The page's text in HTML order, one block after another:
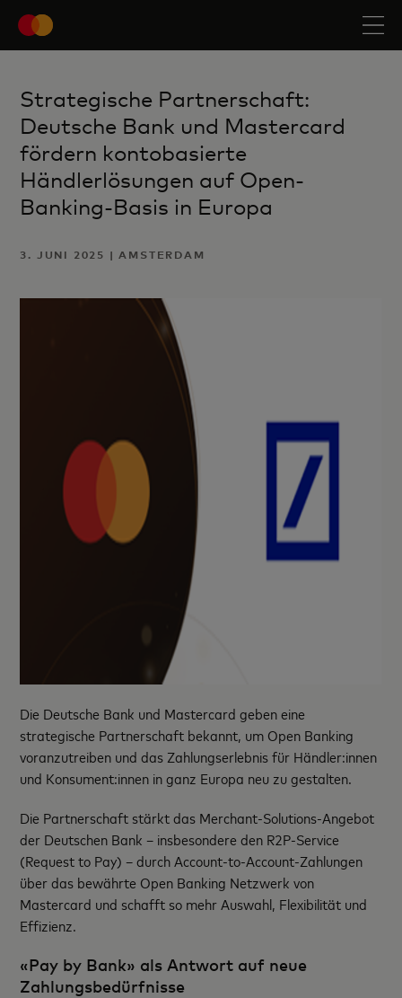
Strategische Partnerschaft:
Deutsche Bank und Mastercard
fördern kontobasierte
Händlerlösungen auf Open-
Banking-Basis in Europa
3. JUNI 2025 | AMSTERDAM
Die Deutsche Bank und Mastercard geben eine
strategische Partnerschaft bekannt, um Open Banking
voranzutreiben und das Zahlungserlebnis für Händler:innen
und Konsument:innen in ganz Europa neu zu gestalten.
Die Partnerschaft stärkt das Merchant-Solutions-Angebot
der Deutschen Bank – insbesondere den R2P-Service
(Request to Pay) – durch Account-to-Account-Zahlungen
über das bewährte Open Banking Netzwerk von
Mastercard und schafft so mehr Auswahl, Flexibilität und
Effizienz.
«Pay by Bank» als Antwort auf neue
Zahlungsbedürfnisse